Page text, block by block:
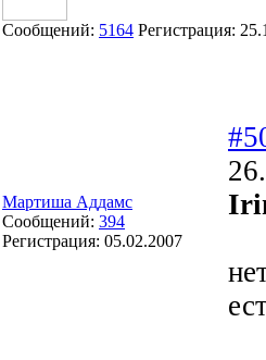
Сообщений: 5164 Регистрация:
Мартиша Аддамс
Сообщений: 394
Регистрация: 05.02.2007